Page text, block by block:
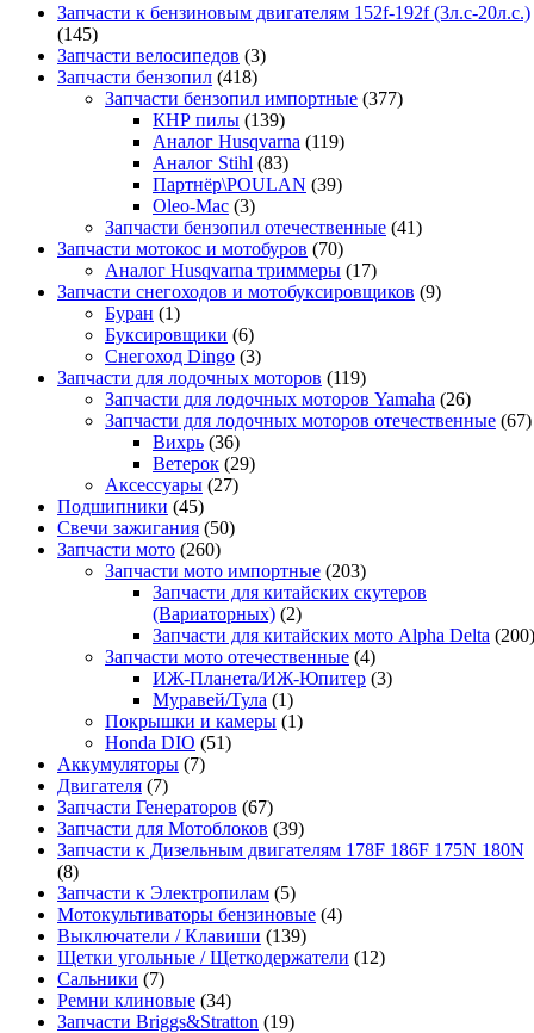
Запчасти к бензиновым двигателям 152f-192f (3л.с-20л.с.)
(145)
Запчасти велосипедов (3)
Запчасти бензопил (418)
Запчасти бензопил импортные (377)
КНР пилы (139)
Аналог Husqvarna (119)
Аналог Stihl (83)
Партнёр\POULAN (39)
Oleo-Mac (3)
Запчасти бензопил отечественные (41)
Запчасти мотокос и мотобуров (70)
Аналог Husqvarna триммеры (17)
Запчасти снегоходов и мотобуксировщиков (9)
Буран (1)
Буксировщики (6)
Снегоход Dingo (3)
Запчасти для лодочных моторов (119)
Запчасти для лодочных моторов Yamaha (26)
Запчасти для лодочных моторов отечественные (67)
Вихрь (36)
Ветерок (29)
Аксессуары (27)
Подшипники (45)
Свечи зажигания (50)
Запчасти мото (260)
Запчасти мото импортные (203)
Запчасти для китайских скутеров
(Вариаторных) (2)
Запчасти для китайских мото Alpha Delta (200)
Запчасти мото отечественные (4)
ИЖ-Планета/ИЖ-Юпитер (3)
Муравей/Тула (1)
Покрышки и камеры (1)
Honda DIO (51)
Аккумуляторы (7)
Двигателя (7)
Запчасти Генераторов (67)
Запчасти для Мотоблоков (39)
Запчасти к Дизельным двигателям 178F 186F 175N 180N
(8)
Запчасти к Электропилам (5)
Мотокультиваторы бензиновые (4)
Выключатели / Клавиши (139)
Щетки угольные / Щеткодержатели (12)
Сальники (7)
Ремни клиновые (34)
Запчасти Briggs&Stratton (19)